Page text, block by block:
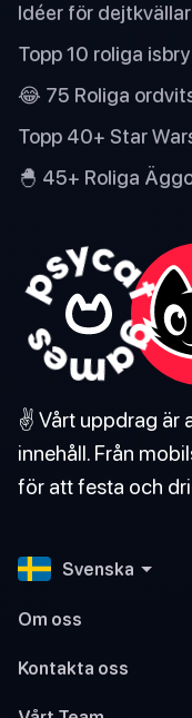
Idéer för
Topp 10 roliga
😂 75 Roliga
Topp 40+ Star
🐣 45+ Roliga
✌️ Vårt uppdrag är
innehåll. Från
för att festa och
Svenska
Om oss
Kontakta oss